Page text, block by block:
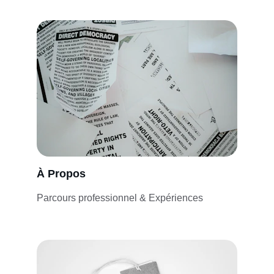
À Propos
Parcours professionnel & Expériences